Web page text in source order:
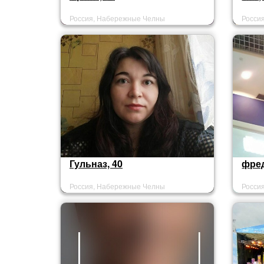
Россия, Набережные Челны
Гульназ, 40
Россия, Набережные Челны